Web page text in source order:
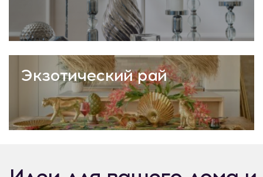
Экзотический рай